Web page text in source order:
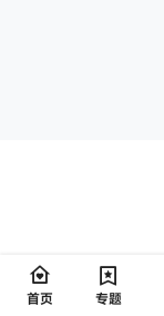
首页 专题